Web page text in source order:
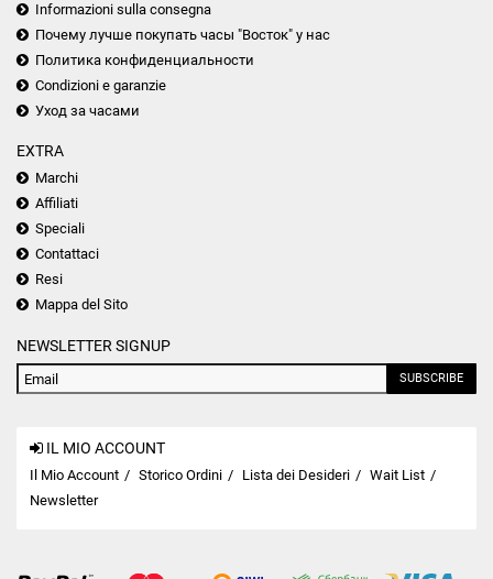
Informazioni sulla consegna
Почему лучше покупать часы "Восток" у нас
Политика конфиденциальности
Condizioni e garanzie
Уход за часами
EXTRA
Marchi
Affiliati
Speciali
Contattaci
Resi
Mappa del Sito
NEWSLETTER SIGNUP
SUBSCRIBE
IL MIO ACCOUNT
Il Mio Account Storico Ordini Lista dei Desideri
Wait List
Newsletter